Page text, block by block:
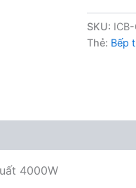
SKU:
Thẻ: Bếp
4000W